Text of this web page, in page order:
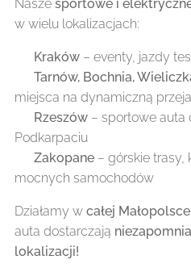
Nasze sportowe i
w wielu lokalizacjach:
Kraków – eventy, jazdy
Tarnów, Bochnia,
miejsca na dynamiczną
Rzeszów – sportowe auta
Podkarpaciu
Zakopane – górskie trasy,
mocnych samochodów
Działamy w całej
auta dostarczają
lokalizacji!